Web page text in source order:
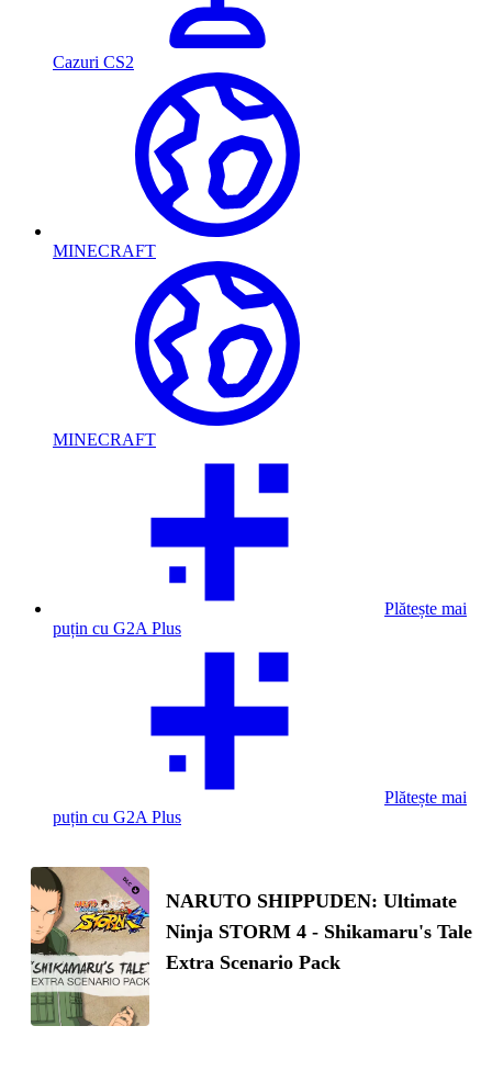
Cazuri CS2
MINECRAFT
MINECRAFT
Plătește mai
puțin cu G2A Plus
Plătește mai
puțin cu G2A Plus
NARUTO SHIPPUDEN: Ultimate
Ninja STORM 4 - Shikamaru's Tale
Extra Scenario Pack